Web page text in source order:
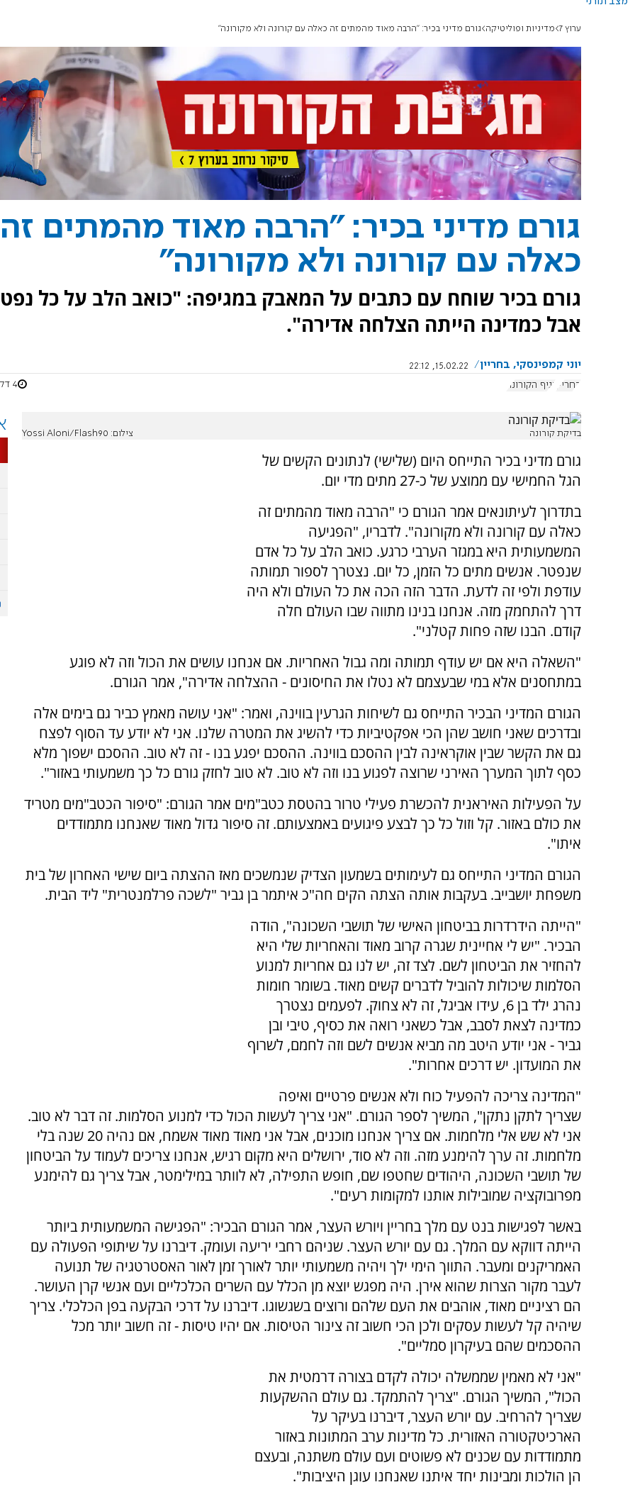
ערוץ 7 מדיניות ופוליטיקה גורם מדיני בכיר: "הרבה מאוד מהמתים זה כאלה עם קורונה ולא מקורונה"
גורם מדיני בכיר: "הרבה מאוד מהמתים זה
כאלה עם קורונה ולא מקורונה"
גורם בכיר שוחח עם כתבים על המאבק במגיפה: "כואב הלב על כל
אבל כמדינה הייתה הצלחה אדירה".
יוני קמפינסקי, בחריין
15.02.22, 22:12
בחריין
נגיף הקורונה 4 דקות
בדיקת קורונה צילום: Yossi Aloni/Flash90
גורם מדיני בכיר התייחס היום (שלישי) לנתונים הקשים של
הגל החמישי עם ממוצע של כ-27 מתים מדי יום.
בתדרוך לעיתונאים אמר הגורם כי "הרבה מאוד מהמתים זה
כאלה עם קורונה ולא מקורונה". לדבריו, "הפגיעה
המשמעותית היא במגזר הערבי כרגע. כואב הלב על כל אדם
שנפטר. אנשים מתים כל הזמן, כל יום. נצטרך לספור תמותה
עודפת ולפי זה לדעת. הדבר הזה הכה את כל העולם ולא היה
דרך להתחמק מזה. אנחנו בנינו מתווה שבו העולם חלה
קודם. הבנו שזה פחות קטלני".
"השאלה היא אם יש עודף תמותה ומה גבול האחריות. אם אנחנו עושים את הכול וזה לא פוגע
במתחסנים אלא במי שבעצמם לא נטלו את החיסונים - ההצלחה אדירה", אמר הגורם.
הגורם המדיני הבכיר התייחס גם לשיחות הגרעין בווינה, ואמר: "אני עושה מאמץ כביר גם בימים אלה
ובדרכים שאני חושב שהן הכי אפקטיביות כדי להשיג את המטרה שלנו. אני לא יודע עד הסוף לפצח
גם את הקשר שבין אוקראינה לבין ההסכם בווינה. ההסכם יפגע בנו - זה לא טוב. ההסכם ישפוך מלא
כסף לתוך המערך האירני שרוצה לפגוע בנו וזה לא טוב. לא טוב לחזק גורם כל כך משמעותי באזור".
על הפעילות האיראנית להכשרת פעילי טרור בהטסת כטב"מים אמר הגורם: "סיפור הכטב"מים מטריד
את כולם באזור. קל וזול כל כך לבצע פיגועים באמצעותם. זה סיפור גדול מאוד שאנחנו מתמודדים
איתו".
הגורם המדיני התייחס גם לעימותים בשמעון הצדיק שנמשכים מאז ההצתה ביום שישי האחרון של בית
משפחת יושבייב. בעקבות אותה הצתה הקים חה"כ איתמר בן גביר "לשכה פרלמנטרית" ליד הבית.
"הייתה הידרדרות בביטחון האישי של תושבי השכונה", הודה
הבכיר. "יש לי אחיינית שגרה קרוב מאוד והאחריות שלי היא
להחזיר את הביטחון לשם. לצד זה, יש לנו גם אחריות למנוע
הסלמות שיכולות להוביל לדברים קשים מאוד. בשומר חומות
נהרג ילד בן 6, עידו אביגל, זה לא צחוק. לפעמים נצטרך
כמדינה לצאת לסבב, אבל כשאני רואה את כסיף, טיבי ובן
גביר - אני יודע היטב מה מביא אנשים לשם וזה לחמם, לשרוף
את המועדון. יש דרכים אחרות".
"המדינה צריכה להפעיל כוח ולא אנשים פרטיים ואיפה
שצריך לתקן נתקן", המשיך לספר הגורם. "אני צריך לעשות הכול כדי למנוע הסלמות. זה דבר לא טוב.
אני לא שש אלי מלחמות. אם צריך אנחנו מוכנים, אבל אני מאוד מאוד אשמח, אם נהיה 20 שנה בלי
מלחמות. זה ערך להימנע מזה. וזה לא סוד, ירושלים היא מקום רגיש, אנחנו צריכים לעמוד על הביטחון
של תושבי השכונה, היהודים שחטפו שם, חופש התפילה, לא לוותר במילימטר, אבל צריך גם להימנע
מפרובוקציה שמובילות אותנו למקומות רעים".
באשר לפגישות בנט עם מלך בחריין ויורש העצר, אמר הגורם הבכיר: "הפגישה המשמעותית ביותר
הייתה דווקא עם המלך. גם עם יורש העצר. שניהם רחבי יריעה ועומק. דיברנו על שיתופי הפעולה עם
האמריקנים ומעבר. התווך הימי ילך ויהיה משמעותי יותר לאורך זמן לאור האסטרטגיה של תנועה
לעבר מקור הצרות שהוא אירן. היה מפגש יוצא מן הכלל עם השרים הכלכליים ועם אנשי קרן העושר.
הם רציניים מאוד, אוהבים את העם שלהם ורוצים בשגשוגו. דיברנו על דרכי הבקעה בפן הכלכלי. צריך
שיהיה קל לעשות עסקים ולכן הכי חשוב זה צינור הטיסות. אם יהיו טיסות - זה חשוב יותר מכל
ההסכמים שהם בעיקרון סמליים".
"אני לא מאמין שממשלה יכולה לקדם בצורה דרמטית את
הכול", המשיך הגורם. "צריך להתמקד. גם עולם ההשקעות
שצריך להרחיב. עם יורש העצר, דיברנו בעיקר על
הארכיטקטורה האזורית. כל מדינות ערב המתונות באזור
מתמודדות עם שכנים לא פשוטים ועם עולם משתנה, ובעצם
הן הולכות ומבינות יחד איתנו שאנחנו עוגן היציבות".